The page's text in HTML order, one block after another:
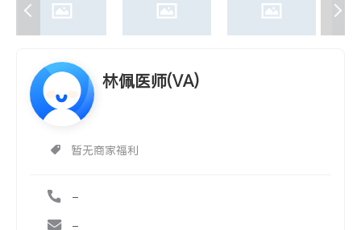
林佩医师(VA)
暂无商家福利
-
-